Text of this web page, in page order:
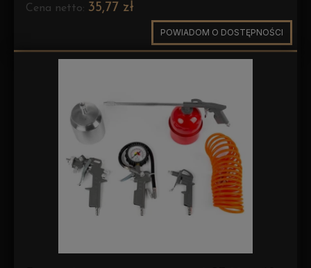
Cena netto: 35,77 zł
POWIADOM O DOSTĘPNOŚCI